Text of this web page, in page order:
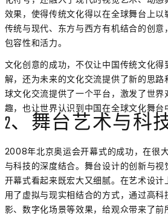
效果，使得传统文化得以在全球舞台上
传统与现代、东方与西方有机结合的创
包容性和活力。
文化创意的成功，不仅让中国传统文化
解，还为未来的文化交流提供了新的思
球文化交流提供了一个平台，激发了世
趣，也让世界认识到中国在全球文化舞台
2、舞台艺术与科
2008年北京奥运会开幕式的成功，在很
与科技的深度结合。舞台设计的创新与
开幕式看起来既宏大又细腻。在艺术设
用了虚拟与现实相结合的方式，通过高
影、数字化场景等效果，给观众带来了前